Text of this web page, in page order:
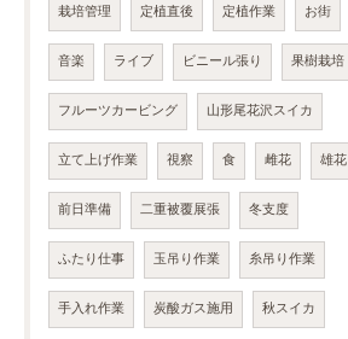
栽培管理 定植直後 定植作業 お街
音楽 ライブ ビニール張り 果樹栽培
フルーツカービング 山形尾花沢スイカ
立て上げ作業 視察 食 雌花 雄花
前日準備 二重被覆展張 冬支度
ふたり仕事 玉吊り作業 糸吊り作業
手入れ作業 炭酸ガス施用 秋スイカ